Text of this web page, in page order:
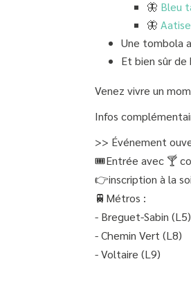
🦋 Bleu
🦋Aatise
Une tombola
Et bien sûr
Venez vivre un
Infos
>> Événement
🎟Entrée avec 🍸
👉inscription à la
🚆Métros :
- Breguet-Sabin
- Chemin Vert (L8)
- Voltaire (L9)